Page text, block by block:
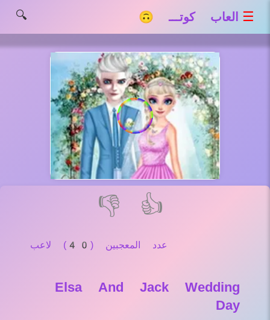
☰ العاب كوتـــ 🙃 🔍
👍
👎
عدد المعجبين (40) لاعب
Elsa And Jack Wedding
Day